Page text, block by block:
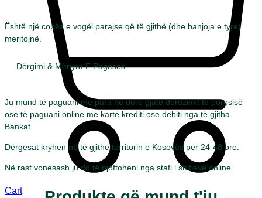
Cart
Është një copëz e vogël parajse që të gjithë (dhe banjoja e tyre)
meritojnë.
Dërgimi & Mënyra E Pagesës
Ju mund të paguani me para në dorë gjatë dorëzimit të porosisë
ose të paguani online me kartë krediti ose debiti nga të gjitha
Bankat.
Dërgesat kryhen në të gjithë territorin e Kosovës për 24-48 ore.
Në rast vonesash ju do të njoftoheni nga stafi i shitjeve online.